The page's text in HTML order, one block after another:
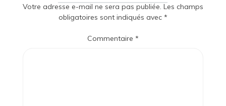
Votre adresse e-mail ne sera pas publiée. Les champs
obligatoires sont indiqués avec *
Commentaire *